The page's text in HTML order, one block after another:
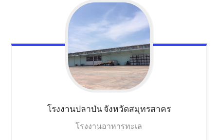
โรงงานปลาป่นจังหวัดสมุทรสาคร
โรงงานอาหารทะเล